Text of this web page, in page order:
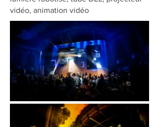
vidéo, animation vidéo